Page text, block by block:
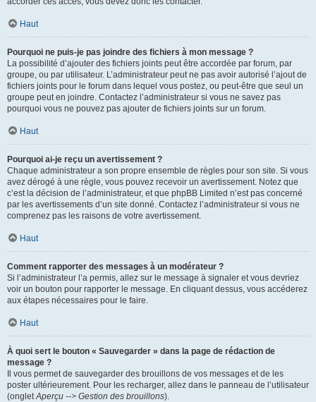
Haut
Pourquoi ne puis-je pas joindre des fichiers à mon message ?
La possibilité d’ajouter des fichiers joints peut être accordée par forum, par
groupe, ou par utilisateur. L’administrateur peut ne pas avoir autorisé l’ajout de
fichiers joints pour le forum dans lequel vous postez, ou peut-être que seul un
groupe peut en joindre. Contactez l’administrateur si vous ne savez pas
pourquoi vous ne pouvez pas ajouter de fichiers joints sur un forum.
Haut
Pourquoi ai-je reçu un avertissement ?
Chaque administrateur a son propre ensemble de règles pour son site. Si vous
avez dérogé à une règle, vous pouvez recevoir un avertissement. Notez que
c’est la décision de l’administrateur, et que phpBB Limited n’est pas concerné
par les avertissements d’un site donné. Contactez l’administrateur si vous ne
comprenez pas les raisons de votre avertissement.
Haut
Comment rapporter des messages à un modérateur ?
Si l’administrateur l’a permis, allez sur le message à signaler et vous devriez
voir un bouton pour rapporter le message. En cliquant dessus, vous accéderez
aux étapes nécessaires pour le faire.
Haut
À quoi sert le bouton « Sauvegarder » dans la page de rédaction de
message ?
Il vous permet de sauvegarder des brouillons de vos messages et de les
poster ultérieurement. Pour les recharger, allez dans le panneau de l’utilisateur
(ongletAperçu --> Gestion des brouillons).